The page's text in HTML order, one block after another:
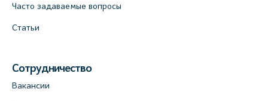
Часто задаваемые вопросы
Статьи
Сотрудничество
Вакансии